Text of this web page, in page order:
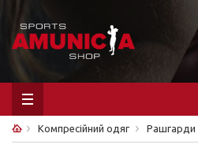
Компресійний одяг Рашгарди